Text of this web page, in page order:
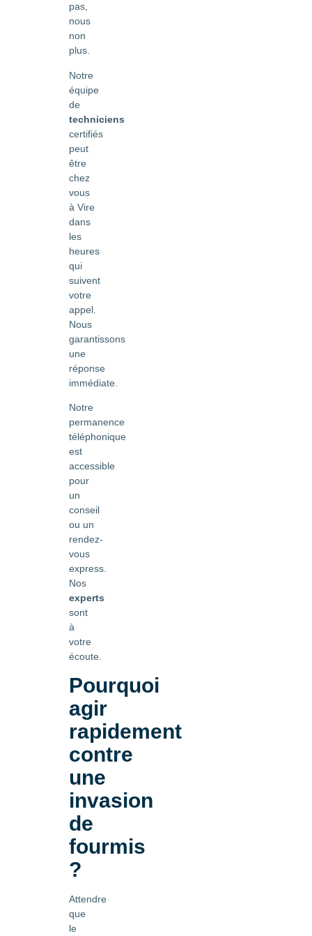
pas,
nous
non
plus.
Notre
équipe
de
techniciens
certifiés
peut
être
chez
vous
à Vire
dans
les
heures
qui
suivent
votre
appel.
Nous
garantissons
une
réponse
immédiate.
Notre
permanence
téléphonique
est
accessible
pour
un
conseil
ou un
rendez-
vous
express.
Nos
experts
sont
à
votre
écoute.
Pourquoi
agir
rapidement
contre
une
invasion
de
fourmis
?
Attendre
que
le